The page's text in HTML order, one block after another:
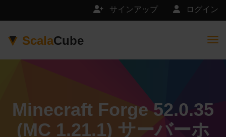
ログイン
サインアップ
ScalaCube
Minecraft Forge 52.0.35
(MC 1.21.1) サーバーホ